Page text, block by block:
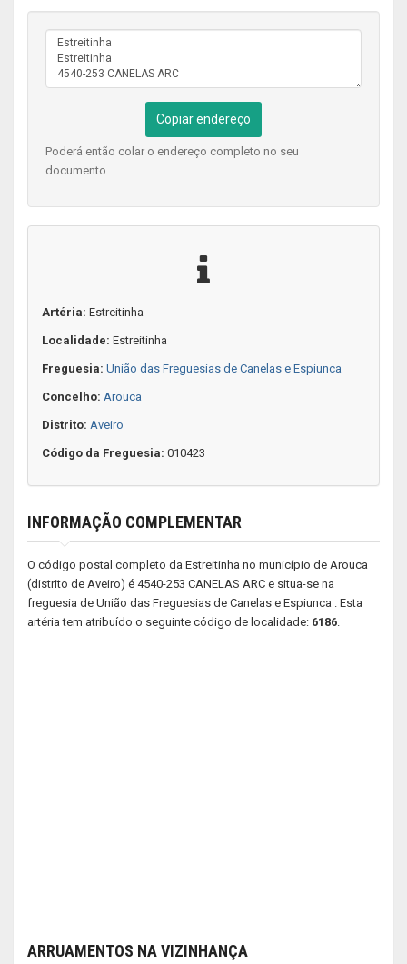
Copiar endereço
Poderá então colar o endereço completo no seu
documento.
Artéria: Estreitinha
Localidade: Estreitinha
Freguesia: União das Freguesias de Canelas e Espiunca
Concelho: Arouca
Distrito: Aveiro
Código da Freguesia: 010423
INFORMAÇÃO COMPLEMENTAR
O código postal completo da Estreitinha no município de Arouca
(distrito de Aveiro) é 4540-253 CANELAS ARC e situa-se na
freguesia de União das Freguesias de Canelas e Espiunca . Esta
artéria tem atribuído o seguinte código de localidade: 6186.
ARRUAMENTOS NA VIZINHANÇA